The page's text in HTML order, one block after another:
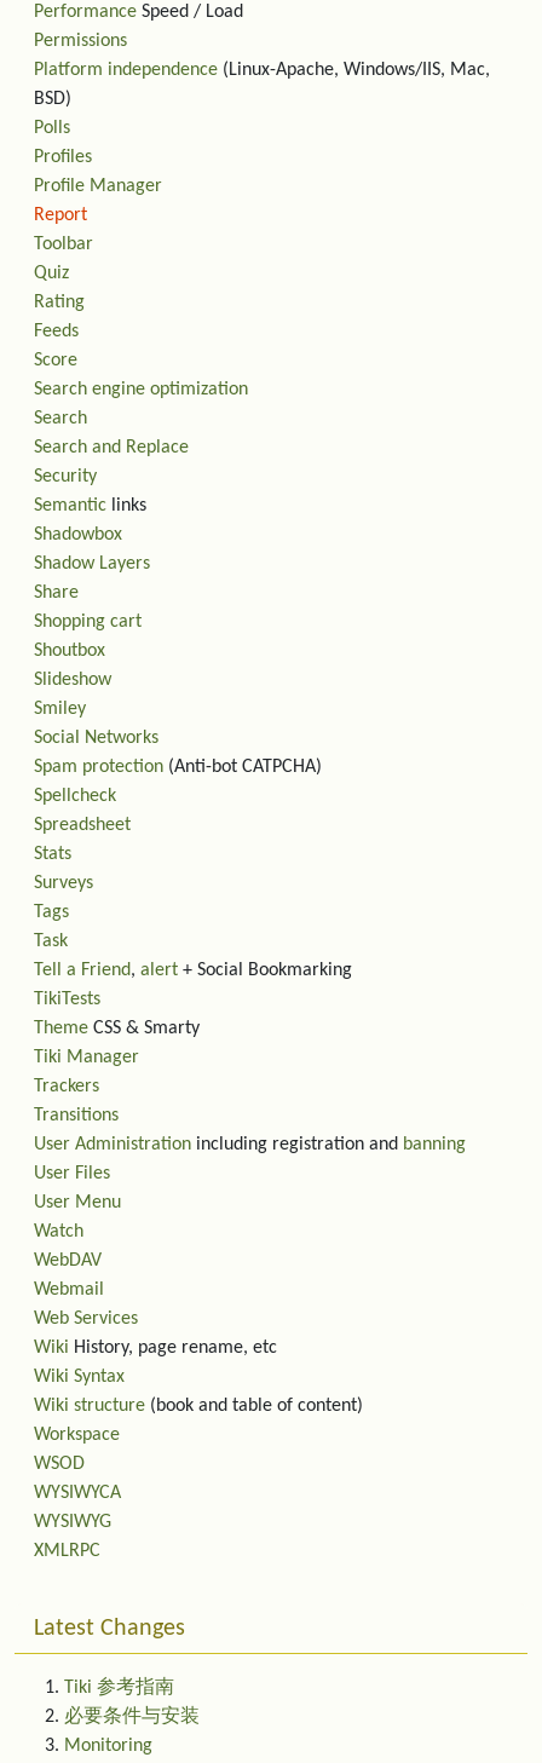
Performance Speed / Load
Permissions
Platform independence (Linux-Apache, Windows/IIS, Mac,
BSD)
Polls
Profiles
Profile Manager
Report
Toolbar
Quiz
Rating
Feeds
Score
Search engine optimization
Search
Search and Replace
Security
Semantic links
Shadowbox
Shadow Layers
Share
Shopping cart
Shoutbox
Slideshow
Smiley
Social Networks
Spam protection (Anti-bot CATPCHA)
Spellcheck
Spreadsheet
Stats
Surveys
Tags
Task
Tell a Friend, alert + Social Bookmarking
TikiTests
Theme CSS & Smarty
Tiki Manager
Trackers
Transitions
User Administration including registration and banning
User Files
User Menu
Watch
WebDAV
Webmail
Web Services
Wiki History, page rename, etc
Wiki Syntax
Wiki structure (book and table of content)
Workspace
WSOD
WYSIWYCA
WYSIWYG
XMLRPC
Latest Changes
Tiki 参考指南
必要条件与安装
Monitoring